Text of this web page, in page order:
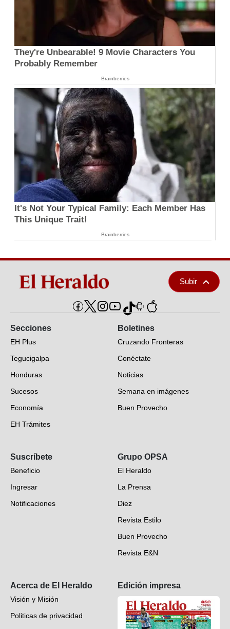
They're Unbearable! 9 Movie Characters You
Probably Remember
Brainberries
It's Not Your Typical Family: Each Member Has
This Unique Trait!
Brainberries
Subir
Secciones
EH Plus
Tegucigalpa
Honduras
Sucesos
Economía
EH Trámites
EH Verifica
Fotogalerías
Deportes
Videos
Boletines
Cruzando Fronteras
Conéctate
Noticias
Semana en imágenes
Buen Provecho
Suscríbete
Beneficio
Ingresar
Notificaciones
Grupo OPSA
El Heraldo
La Prensa
Diez
Revista Estilo
Buen Provecho
Revista E&N
Acerca de El Heraldo
Visión y Misión
Politicas de privacidad
Edición impresa